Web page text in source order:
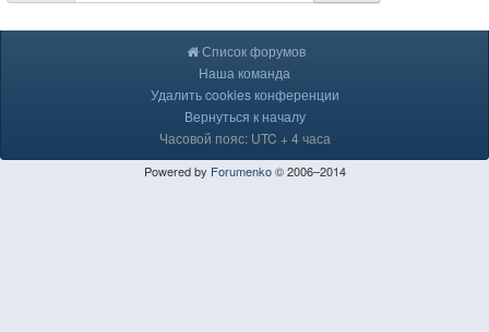
Список форумов
Наша команда
Удалить cookies конференции
Вернуться к началу
Часовой пояс: UTC + 4 часа
Powered by Forumenko© 2006–2014